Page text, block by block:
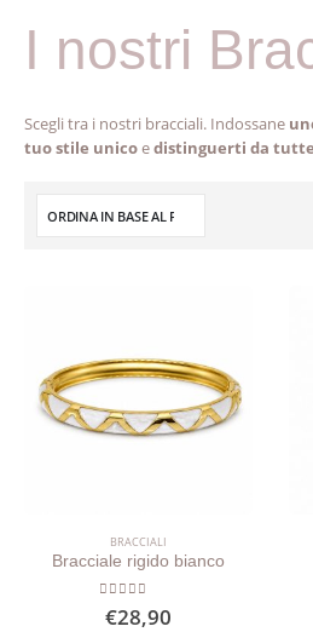
I nostri
Scegli tra i nostri bracciali. Indossane
tuo stile unicoedistinguerti da tutte
BRACCIALI
Bracciale rigido bianco
out of 5
€28,90